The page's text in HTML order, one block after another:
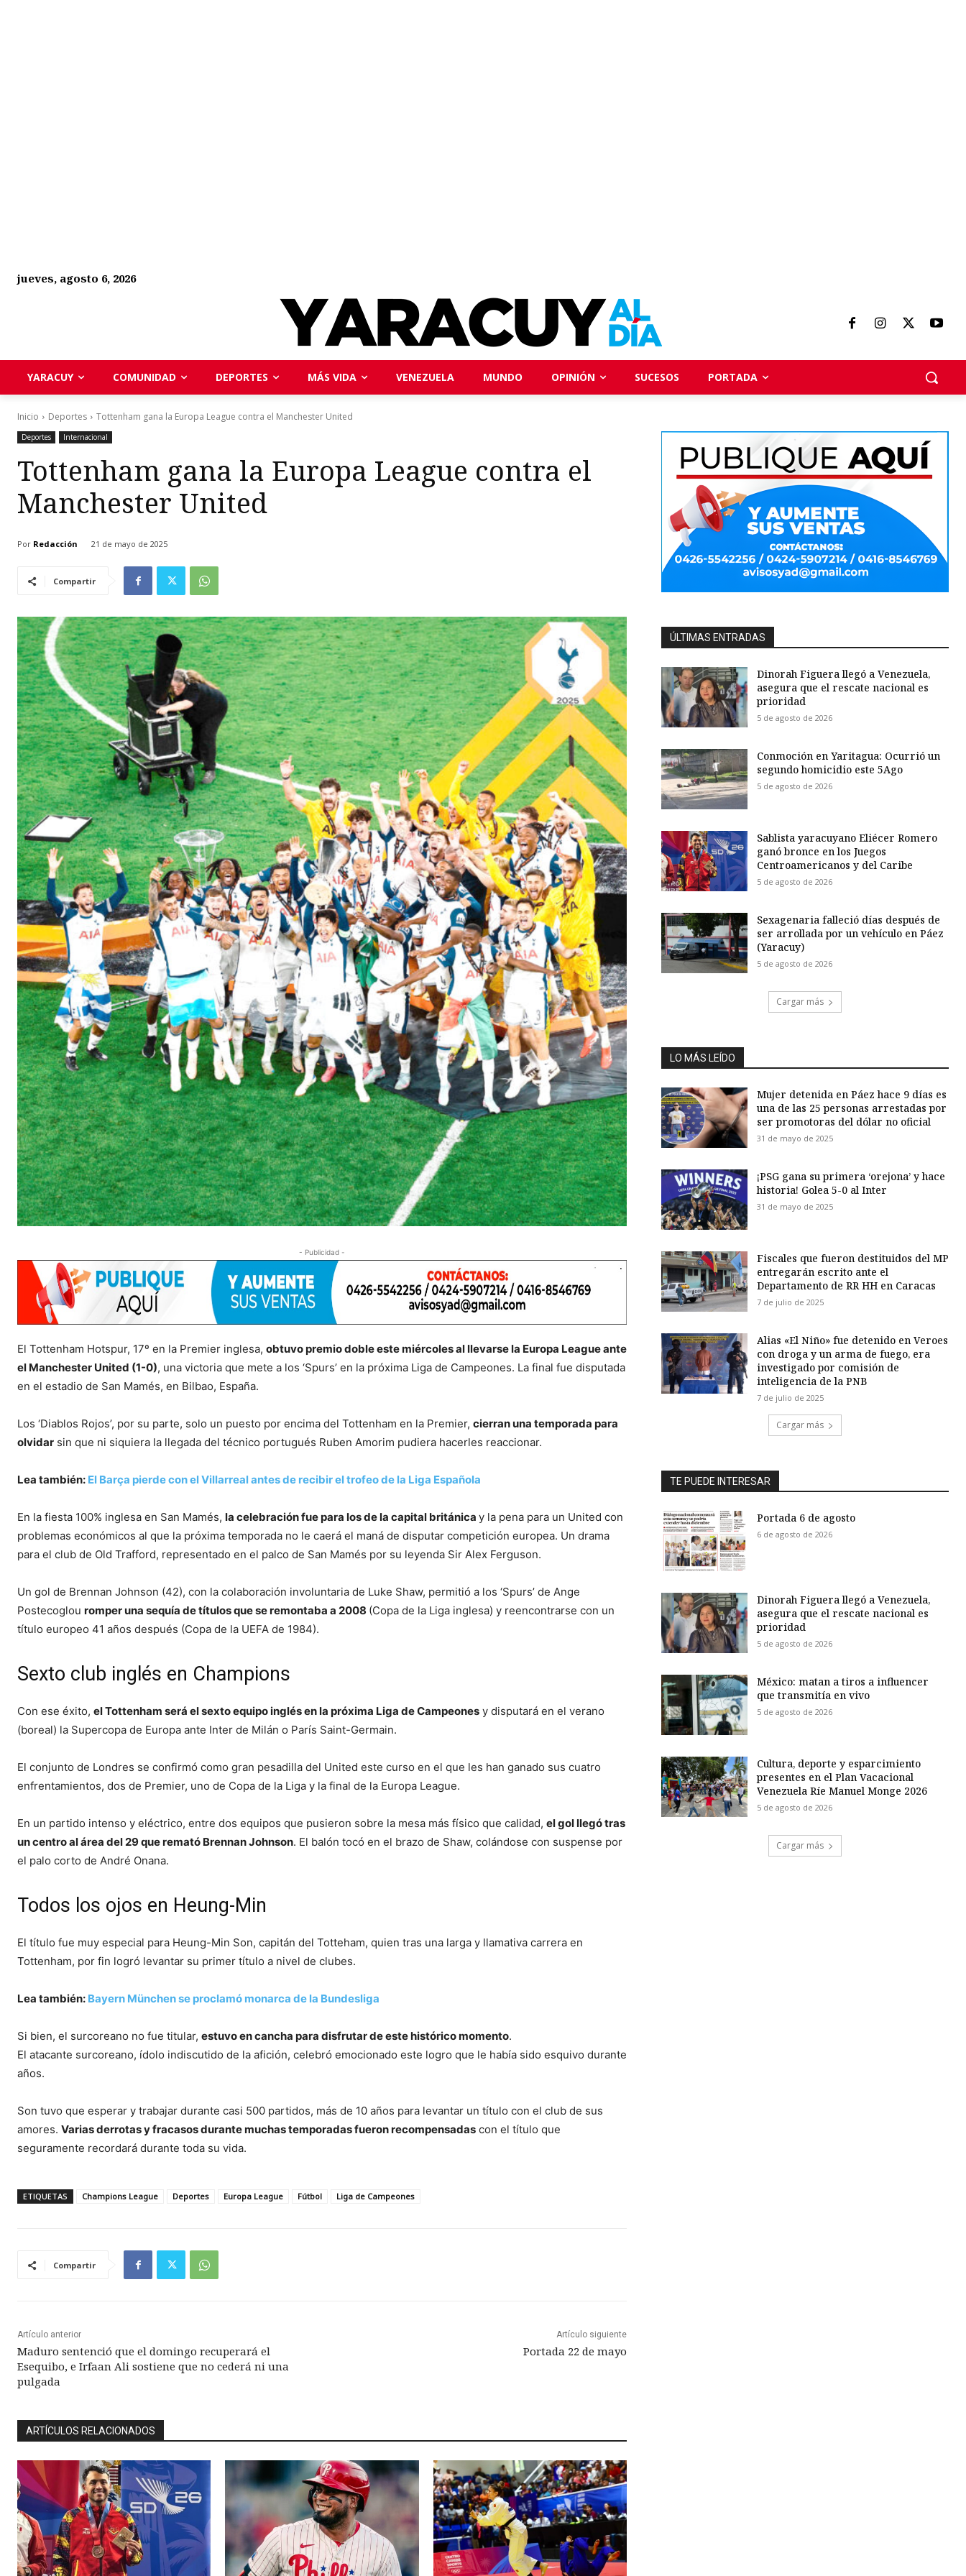
jueves, agosto 6, 2026
YARACUY COMUNIDAD DEPORTES MÁS VIDA VENEZUELA MUNDO OPINIÓN SUCESOS PORTADA
Inicio Deportes Tottenham gana la Europa League contra el Manchester United
Deportes Internacional
Tottenham gana la Europa League contra el
Manchester United
Por Redacción 21 de mayo de 2025
Compartir
- Publicidad -
El Tottenham Hotspur, 17º en la Premier inglesa, obtuvo premio doble este miércoles al llevarse la Europa League ante
el Manchester United (1-0), una victoria que mete a los ‘Spurs’ en la próxima Liga de Campeones. La final fue disputada
en el estadio de San Mamés, en Bilbao, España.
Los ‘Diablos Rojos’, por su parte, solo un puesto por encima del Tottenham en la Premier, cierran una temporada para
olvidar sin que ni siquiera la llegada del técnico portugués Ruben Amorim pudiera hacerles reaccionar.
Lea también: El Barça pierde con el Villarreal antes de recibir el trofeo de la Liga Española
En la fiesta 100% inglesa en San Mamés, la celebración fue para los de la capital británica y la pena para un United con
problemas económicos al que la próxima temporada no le caerá el maná de disputar competición europea. Un drama
para el club de Old Trafford, representado en el palco de San Mamés por su leyenda Sir Alex Ferguson.
Un gol de Brennan Johnson (42), con la colaboración involuntaria de Luke Shaw, permitió a los ‘Spurs’ de Ange
Postecoglou romper una sequía de títulos que se remontaba a 2008 (Copa de la Liga inglesa) y reencontrarse con un
título europeo 41 años después (Copa de la UEFA de 1984).
Sexto club inglés en Champions
Con ese éxito, el Tottenham será el sexto equipo inglés en la próxima Liga de Campeones y disputará en el verano
(boreal) la Supercopa de Europa ante Inter de Milán o París Saint-Germain.
El conjunto de Londres se confirmó como gran pesadilla del United este curso en el que les han ganado sus cuatro
enfrentamientos, dos de Premier, uno de Copa de la Liga y la final de la Europa League.
En un partido intenso y eléctrico, entre dos equipos que pusieron sobre la mesa más físico que calidad, el gol llegó tras
un centro al área del 29 que remató Brennan Johnson. El balón tocó en el brazo de Shaw, colándose con suspense por
el palo corto de André Onana.
Todos los ojos en Heung-Min
El título fue muy especial para Heung-Min Son, capitán del Totteham, quien tras una larga y llamativa carrera en
Tottenham, por fin logró levantar su primer título a nivel de clubes.
Lea también: Bayern München se proclamó monarca de la Bundesliga
Si bien, el surcoreano no fue titular, estuvo en cancha para disfrutar de este histórico momento.
El atacante surcoreano, ídolo indiscutido de la afición, celebró emocionado este logro que le había sido esquivo durante
años.
Son tuvo que esperar y trabajar durante casi 500 partidos, más de 10 años para levantar un título con el club de sus
amores. Varias derrotas y fracasos durante muchas temporadas fueron recompensadas con el título que
seguramente recordará durante toda su vida.
ETIQUETAS Champions League Deportes Europa League Fútbol Liga de Campeones
Compartir
Artículo anterior
Maduro sentenció que el domingo recuperará el
Esequibo, e Irfaan Ali sostiene que no cederá ni una
pulgada
Artículo siguiente
Portada 22 de mayo
ARTÍCULOS RELACIONADOS
ÚLTIMAS ENTRADAS
Dinorah Figuera llegó a Venezuela,
asegura que el rescate nacional es
prioridad
5 de agosto de 2026
Conmoción en Yaritagua: Ocurrió un
segundo homicidio este 5Ago
5 de agosto de 2026
Sablista yaracuyano Eliécer Romero
ganó bronce en los Juegos
Centroamericanos y del Caribe
5 de agosto de 2026
Sexagenaria falleció días después de
ser arrollada por un vehículo en Páez
(Yaracuy)
5 de agosto de 2026
Cargar más
LO MÁS LEÍDO
Mujer detenida en Páez hace 9 días es
una de las 25 personas arrestadas por
ser promotoras del dólar no oficial
31 de mayo de 2025
¡PSG gana su primera ‘orejona’ y hace
historia! Golea 5-0 al Inter
31 de mayo de 2025
Fiscales que fueron destituidos del MP
entregarán escrito ante el
Departamento de RR HH en Caracas
7 de julio de 2025
Alias «El Niño» fue detenido en Veroes
con droga y un arma de fuego, era
investigado por comisión de
inteligencia de la PNB
7 de julio de 2025
Cargar más
TE PUEDE INTERESAR
Portada 6 de agosto
6 de agosto de 2026
Dinorah Figuera llegó a Venezuela,
asegura que el rescate nacional es
prioridad
5 de agosto de 2026
México: matan a tiros a influencer
que transmitía en vivo
5 de agosto de 2026
Cultura, deporte y esparcimiento
presentes en el Plan Vacacional
Venezuela Ríe Manuel Monge 2026
5 de agosto de 2026
Cargar más